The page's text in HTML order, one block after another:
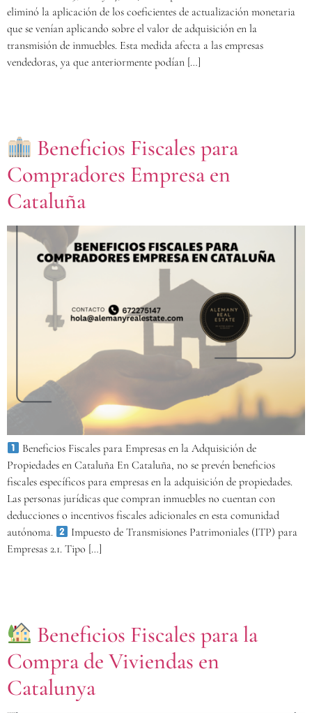
eliminó la aplicación de los coeficientes de actualización monetaria
que se venían aplicando sobre el valor de adquisición en la
transmisión de inmuebles. Esta medida afecta a las empresas
vendedoras, ya que anteriormente podían […]
Beneficios Fiscales para
Compradores Empresa en
Cataluña
Beneficios Fiscales para Empresas en la Adquisición de
Propiedades en Cataluña En Cataluña, no se prevén beneficios
fiscales específicos para empresas en la adquisición de propiedades.
Las personas jurídicas que compran inmuebles no cuentan con
deducciones o incentivos fiscales adicionales en esta comunidad
autónoma.
Impuesto de Transmisiones Patrimoniales (ITP) para
Empresas 2.1. Tipo […]
Beneficios Fiscales para la
Compra de Viviendas en
Catalunya